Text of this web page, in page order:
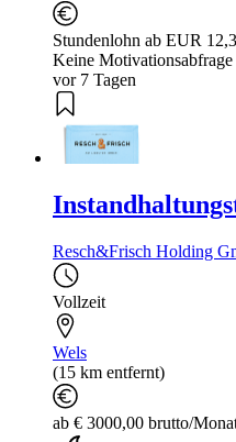
Stundenlohn ab EUR
Keine Motivationsabfrage
vor 7 Tagen
Resch&Frisch Holding
Vollzeit
Wels
(15 km entfernt)
ab € 3000,00 brutto/